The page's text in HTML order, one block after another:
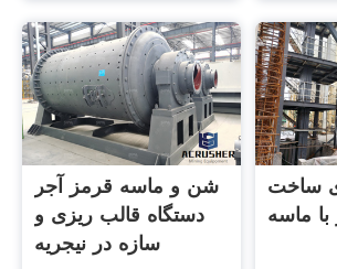
شن و ماسه قرمز آجر
دستگاه قالب ریزی و
سازه در نیجریه
ساخت
ماسه